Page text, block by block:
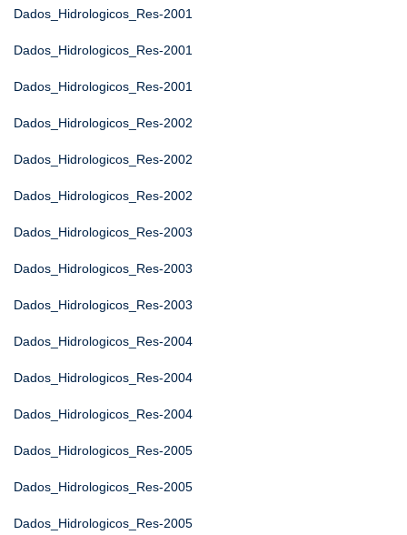
Dados_Hidrologicos_Res-2001
Dados_Hidrologicos_Res-2001
Dados_Hidrologicos_Res-2001
Dados_Hidrologicos_Res-2002
Dados_Hidrologicos_Res-2002
Dados_Hidrologicos_Res-2002
Dados_Hidrologicos_Res-2003
Dados_Hidrologicos_Res-2003
Dados_Hidrologicos_Res-2003
Dados_Hidrologicos_Res-2004
Dados_Hidrologicos_Res-2004
Dados_Hidrologicos_Res-2004
Dados_Hidrologicos_Res-2005
Dados_Hidrologicos_Res-2005
Dados_Hidrologicos_Res-2005